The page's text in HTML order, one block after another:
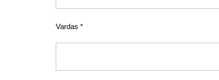
Vardas *